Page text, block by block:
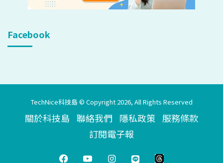
Facebook
TechNice科技島 © Copyright 2026, All Rights Reserved
關於科技島 聯絡我們 隱私政策 服務條款
訂閱電子報